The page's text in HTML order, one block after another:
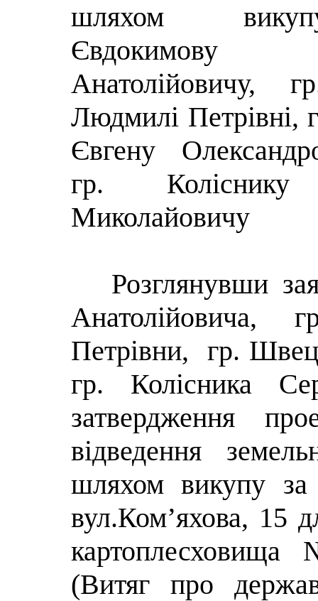
шляхом
Анатолійовичу,
Людмилі
Євгену
гр.
Миколайовичу
Розглянувши
Петрівни, гр.
гр. Колісника
затвердження
відведення
шляхом викупу
вул.Ком’яхова, 15
(Витяг про